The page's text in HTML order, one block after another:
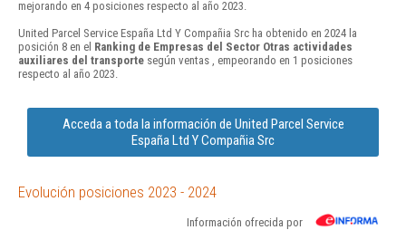
mejorando en 4 posiciones respecto al año 2023.
United Parcel Service España Ltd Y Compañia Src ha obtenido en 2024 la
posición 8 en el Ranking de Empresas del Sector Otras actividades
auxiliares del transporte según ventas , empeorando en 1 posiciones
respecto al año 2023.
Acceda a toda la información de United Parcel Service
España Ltd Y Compañia Src
Evolución posiciones 2023 - 2024
Información ofrecida por